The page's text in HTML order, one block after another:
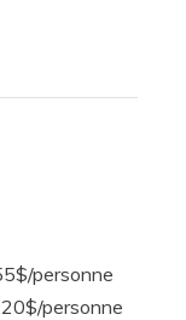
personne
personne